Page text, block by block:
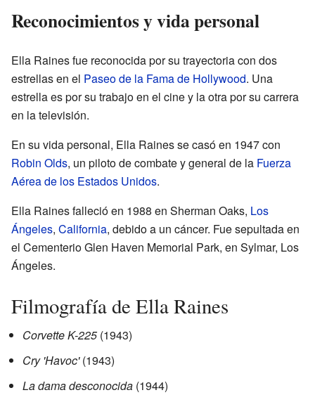
Reconocimientos y vida personal
Ella Raines fue reconocida por su trayectoria con dos
estrellas en el Paseo de la Fama de Hollywood. Una
estrella es por su trabajo en el cine y la otra por su carrera
en la televisión.
En su vida personal, Ella Raines se casó en 1947 con
Robin Olds, un piloto de combate y general de la Fuerza
Aérea de los Estados Unidos.
Ella Raines falleció en 1988 en Sherman Oaks, Los
Ángeles, California, debido a un cáncer. Fue sepultada en
el Cementerio Glen Haven Memorial Park, en Sylmar, Los
Ángeles.
Filmografía de Ella Raines
Corvette K-225(1943)
Cry 'Havoc'(1943)
La dama desconocida (1944)